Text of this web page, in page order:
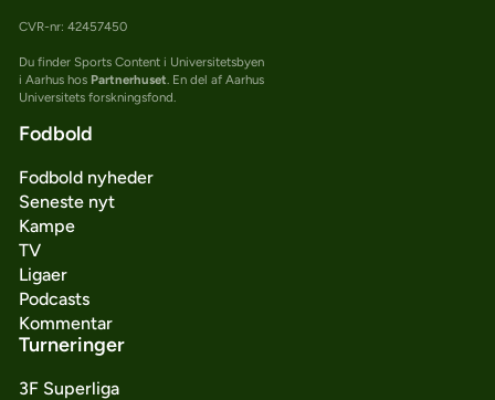
CVR-nr: 42457450
Du finder Sports Content i Universitetsbyen
i Aarhus hos Partnerhuset . En del af Aarhus
Universitets forskningsfond.
Fodbold
Fodbold nyheder
Seneste nyt
Kampe
TV
Ligaer
Podcasts
Kommentar
Turneringer
3F Superliga